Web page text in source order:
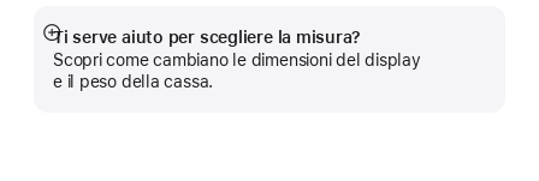
Ti serve aiuto per scegliere la misura?
Scopri come cambiano le dimensioni del display
e il peso della cassa.
Mostra
di
più